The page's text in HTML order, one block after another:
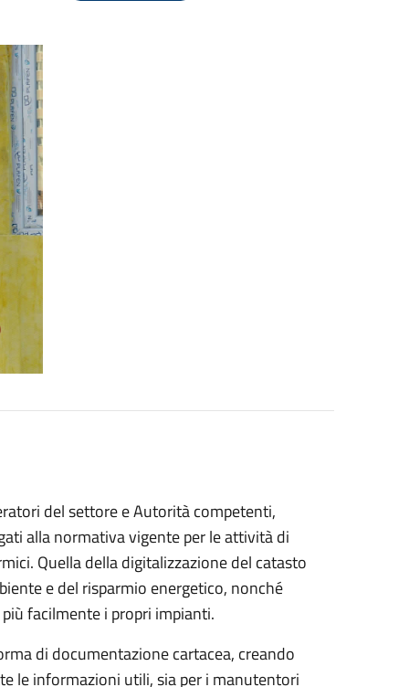
del settore e Autorità competenti,
alla normativa vigente per le attività di
Quella della digitalizzazione del catasto
e del risparmio energetico, nonché
facilmente i propri impianti.
di documentazione cartacea, creando
le informazioni utili, sia per i manutentori